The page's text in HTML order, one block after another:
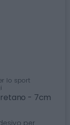
lo sport
- 7cm
per